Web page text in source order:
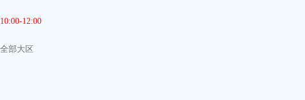
10:00-12:00
部大区